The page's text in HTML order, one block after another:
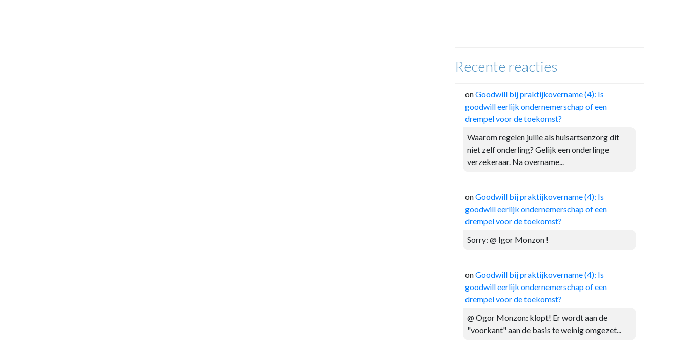
Recente reacties
onGoodwill bij praktijkovername (4): Is
goodwill eerlijk ondernemerschap of een
drempel voor de toekomst?
Waarom regelen jullie als huisartsenzorg dit
niet zelf onderling? Gelijk een onderlinge
verzekeraar. Na overname...
onGoodwill bij praktijkovername (4): Is
goodwill eerlijk ondernemerschap of een
drempel voor de toekomst?
Sorry: @ Igor Monzon !
onGoodwill bij praktijkovername (4): Is
goodwill eerlijk ondernemerschap of een
drempel voor de toekomst?
@ Ogor Monzon: klopt! Er wordt aan de
"voorkant" aan de basis te weinig omgezet...